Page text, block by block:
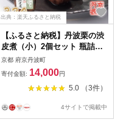
出典：楽天ふるさと納税
【ふるさと納税】丹波栗の渋
皮煮（小）2個セット 瓶詰め
京都丹波 丹波くり
京都 府京丹波町
寄付金額: 14,000円
5.0 （3件）
4サイトで掲載中